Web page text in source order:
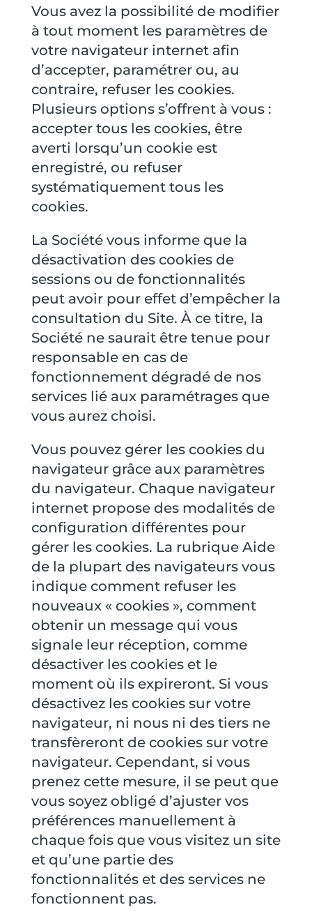
Vous avez la possibilité de modifier
à tout moment les paramètres de
votre navigateur internet afin
d’accepter, paramétrer ou, au
contraire, refuser les cookies.
Plusieurs options s’offrent à vous :
accepter tous les cookies, être
averti lorsqu’un cookie est
enregistré, ou refuser
systématiquement tous les
cookies.
La Société vous informe que la
désactivation des cookies de
sessions ou de fonctionnalités
peut avoir pour effet d’empêcher la
consultation du Site. À ce titre, la
Société ne saurait être tenue pour
responsable en cas de
fonctionnement dégradé de nos
services lié aux paramétrages que
vous aurez choisi.
Vous pouvez gérer les cookies du
navigateur grâce aux paramètres
du navigateur. Chaque navigateur
internet propose des modalités de
configuration différentes pour
gérer les cookies. La rubrique Aide
de la plupart des navigateurs vous
indique comment refuser les
nouveaux « cookies », comment
obtenir un message qui vous
signale leur réception, comme
désactiver les cookies et le
moment où ils expireront. Si vous
désactivez les cookies sur votre
navigateur, ni nous ni des tiers ne
transfèreront de cookies sur votre
navigateur. Cependant, si vous
prenez cette mesure, il se peut que
vous soyez obligé d’ajuster vos
préférences manuellement à
chaque fois que vous visitez un site
et qu’une partie des
fonctionnalités et des services ne
fonctionnent pas.